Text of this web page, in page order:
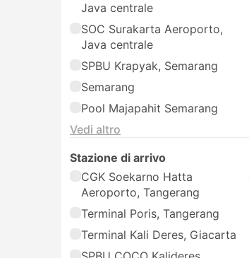
Java centrale
SOC Surakarta Aeroporto,
Java centrale
SPBU Krapyak, Semarang
Semarang
Pool Majapahit Semarang
Vedi altro
Stazione di arrivo
CGK Soekarno Hatta
Aeroporto, Tangerang
Terminal Poris, Tangerang
Terminal Kali Deres, Giacarta